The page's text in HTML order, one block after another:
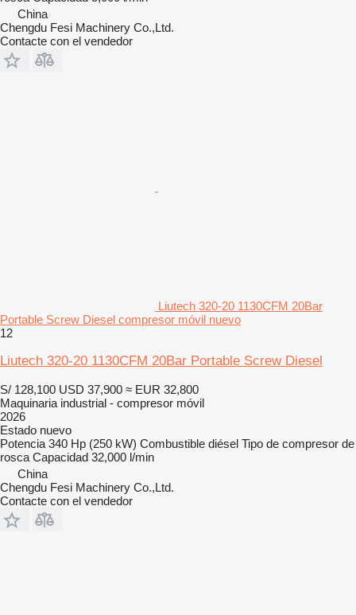
China
Chengdu Fesi Machinery Co.,Ltd.
Contacte con el vendedor
Liutech 320-20 1130CFM 20Bar
Portable Screw Diesel compresor móvil nuevo
12
Liutech 320-20 1130CFM 20Bar Portable Screw Diesel
S/ 128,100 USD 37,900 ≈ EUR 32,800
Maquinaria industrial - compresor móvil
2026
Estado nuevo
Potencia 340 Hp (250 kW) Combustible diésel Tipo de compresor de
rosca Capacidad 32,000 l/min
China
Chengdu Fesi Machinery Co.,Ltd.
Contacte con el vendedor